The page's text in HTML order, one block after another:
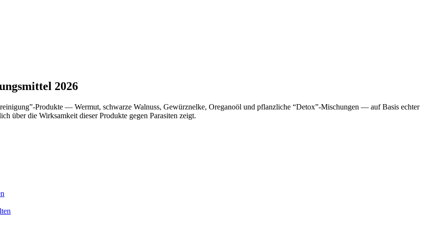
2026
Produkte — Wermut, schwarze Walnuss, Gewürznelke, Oreganoöl und pflanzliche “Detox”-Mischungen — auf Basis echter
über die Wirksamkeit dieser Produkte gegen Parasiten zeigt.